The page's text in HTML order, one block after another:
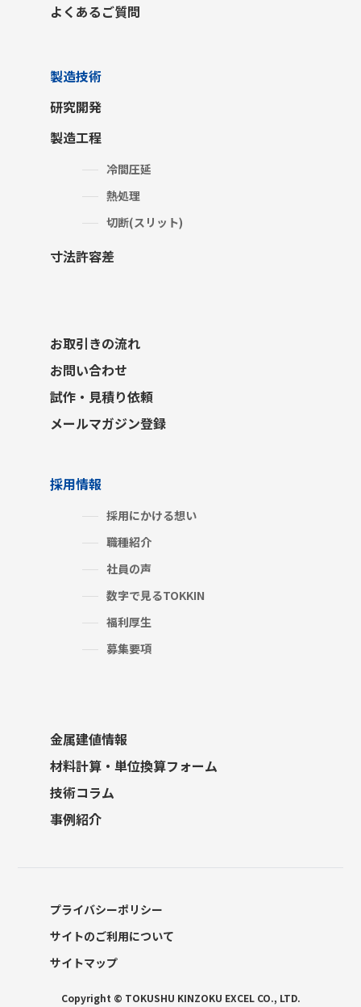
よくあるご質問
製造技術
研究開発
製造工程
冷間圧延
熱処理
切断(スリット)
寸法許容差
お取引きの流れ
お問い合わせ
試作・見積り依頼
メールマガジン登録
採用情報
採用にかける想い
職種紹介
社員の声
数字で見るTOKKIN
福利厚生
募集要項
金属建値情報
材料計算・単位換算フォーム
技術コラム
事例紹介
プライバシーポリシー
サイトのご利用について
サイトマップ
Copyright © TOKUSHU KINZOKU EXCEL CO., LTD.